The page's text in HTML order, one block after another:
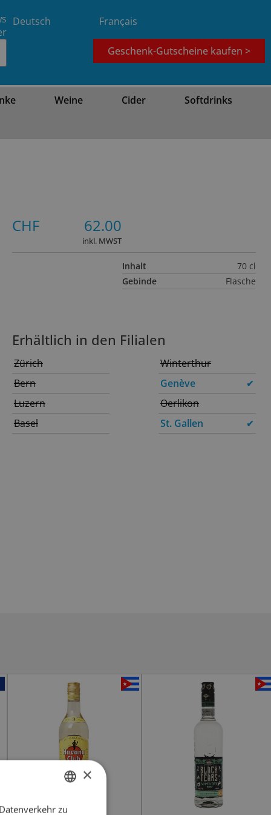
Deutsch Français
Geschenk-Gutscheine kaufen >
Weine Cider
Softdrinks
CHF 62.00
inkl. MWST
Inhalt
70 cl
Gebinde
Flasche
Erhältlich in den Filialen
Zürich
Bern
Luzern
Basel
Winterthur
Genève
✔
Oerlikon
St. Gallen
✔
GERMAN
×
zu